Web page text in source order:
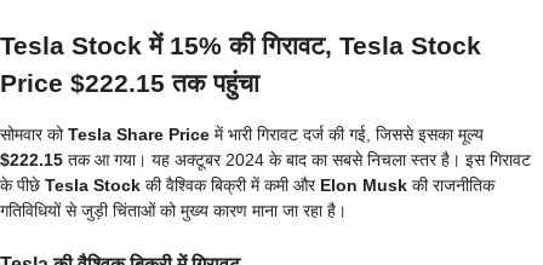
Tesla Stock में 15% की गिरावट, Tesla Stock
Price $222.15 तक पहुंचा
सोमवार कोTesla Share Price में भारी गिरावट दर्ज की गई, जिससे इसका मूल्य
$222.15 तक आ गया। यह अक्टूबर 2024 के बाद का सबसे निचला स्तर है। इस गिरावट
के पीछे Tesla Stock की वैश्विक बिक्री में कमी और Elon Musk की राजनीतिक
गतिविधियों से जुड़ी चिंताओं को मुख्य कारण माना जा रहा है।